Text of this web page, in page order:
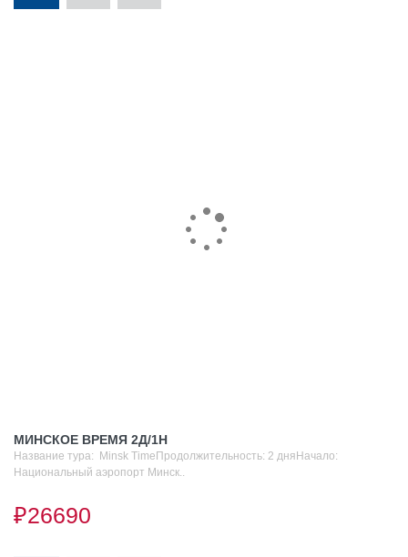
МИНСКОЕ ВРЕМЯ 2Д/1Н
Название тура: Minsk TimeПродолжительность: 2 дняНачало:
Национальный аэропорт Минск..
₽26690